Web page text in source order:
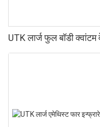
UTK लार्ज फुल बॉडी